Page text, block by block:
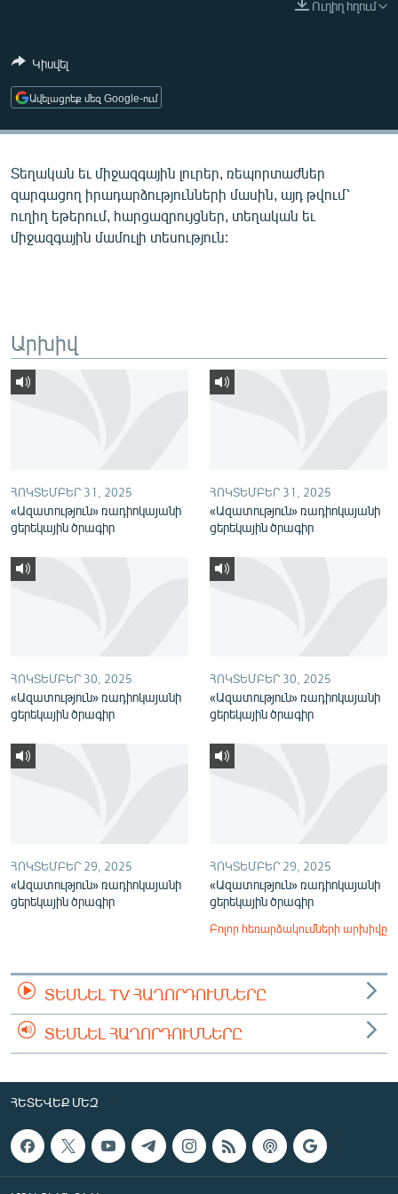
ՄԵԿՆԱԲԱՆՈՒԹՅՈՒՆ
ԿՈՐՈՆԱՎԻՐՈՒՍ
ԱՐԽԻՎ
ՏԵՍԱՆՅՈՒԹԵՐ
ՓՈԴՔԱՍԹ
Հայերեն
ՀԵՏԵՎԵՔ ՄԵԶ
Ուղիղ հղում
Կիսվել
Ավելացրեք մեզ Google-ում
Տեղական եւ միջազգային լուրեր, ռեպորտաժներ
զարգացող իրադարձությունների մասին, այդ թվում՝
ուղիղ եթերում, հարցազրույցներ, տեղական եւ
միջազգային մամուլի տեսություն:
Արխիվ
ՀՈԿՏԵՄԲԵՐ 31, 2025
«Ազատություն» ռադիոկայանի
ցերեկային ծրագիր
ՀՈԿՏԵՄԲԵՐ 31, 2025
«Ազատություն» ռադիոկայանի
ցերեկային ծրագիր
ՀՈԿՏԵՄԲԵՐ 30, 2025
«Ազատություն» ռադիոկայանի
ցերեկային ծրագիր
ՀՈԿՏԵՄԲԵՐ 30, 2025
«Ազատություն» ռադիոկայանի
ցերեկային ծրագիր
ՀՈԿՏԵՄԲԵՐ 29, 2025
«Ազատություն» ռադիոկայանի
ցերեկային ծրագիր
ՀՈԿՏԵՄԲԵՐ 29, 2025
«Ազատություն» ռադիոկայանի
ցերեկային ծրագիր
Բոլոր հեռարձակումների արխիվը
ՏԵՍՆԵԼ TV ՀԱՂՈՐԴՈՒՄՆԵՐԸ
ՏԵՍՆԵԼ ՀԱՂՈՐԴՈՒՄՆԵՐԸ
ՀԵՏԵՎԵՔ ՄԵԶ